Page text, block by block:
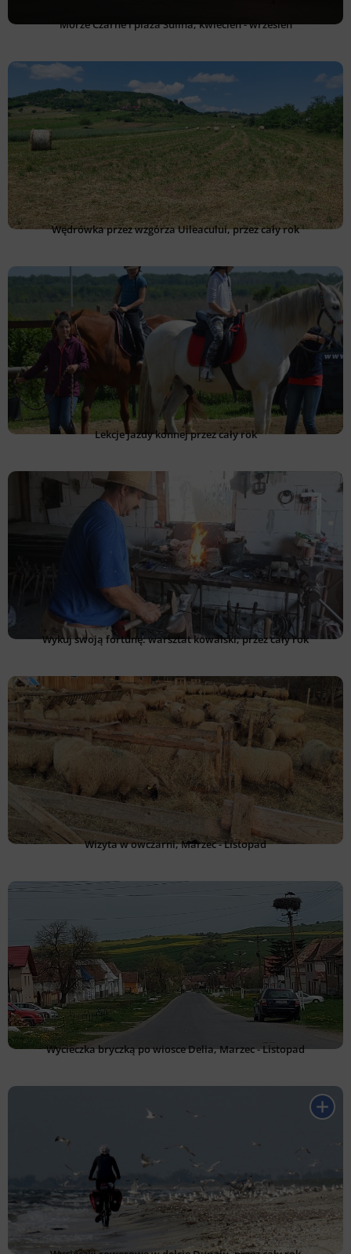
Morze Czarne i plaża Sulina, kwiecień - wrzesień
Wędrówka przez wzgórza Uileacului, przez cały rok
Lekcje jazdy konnej przez cały rok
Wykuj swoją fortunę: warsztat kowalski, przez cały rok
Wizyta w owczarni, Marzec - Listopad
Wycieczka bryczką po wiosce Delia, Marzec - Listopad